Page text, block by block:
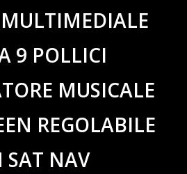
MULTIMEDIALE
9 POLLICI
MUSICALE
REGOLABILE
SAT NAV